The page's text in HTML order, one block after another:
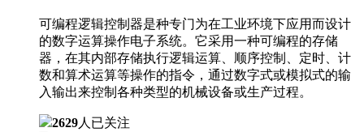
可编程逻辑控制器是种专门为在工业环境下应用而设计
的数字运算操作电子系统。它采用一种可编程的存储
器，在其内部存储执行逻辑运算、顺序控制、定时、计
数和算术运算等操作的指令，通过数字式或模拟式的输
入输出来控制各种类型的机械设备或生产过程。
2629人已关注